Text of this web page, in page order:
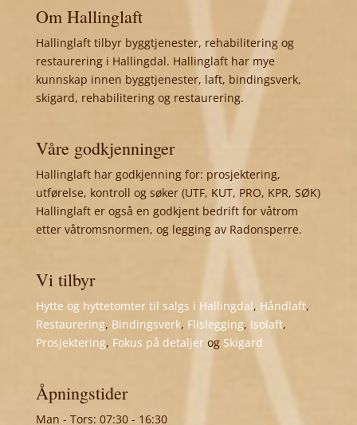
Om Hallinglaft
Hallinglaft tilbyr byggtjenester, rehabilitering og
restaurering i Hallingdal. Hallinglaft har mye
kunnskap innen byggtjenester, laft, bindingsverk,
skigard, rehabilitering og restaurering.
Våre godkjenninger
Hallinglaft har godkjenning for: prosjektering,
utførelse, kontroll og søker (UTF, KUT, PRO, KPR, SØK)
Hallinglaft er også en godkjent bedrift for våtrom
etter våtromsnormen, og legging av Radonsperre.
Vi tilbyr
Hytte og hyttetomter til salgs i Hallingdal, Håndlaft,
Restaurering, Bindingsverk, Flislegging, Isolaft,
Prosjektering, Fokus på detaljerog Skigard
Åpningstider
Man - Tors: 07:30 - 16:30